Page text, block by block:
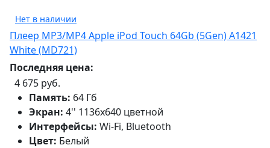
Нет в наличии
Плеер MP3/MP4 Apple iPod Touch 64Gb (5Gen) A1421
White (MD721)
Последняя цена:
4 675 руб.
Память: 64 Гб
Экран: 4'' 1136x640 цветной
Интерфейсы: Wi-Fi, Bluetooth
Цвет: Белый